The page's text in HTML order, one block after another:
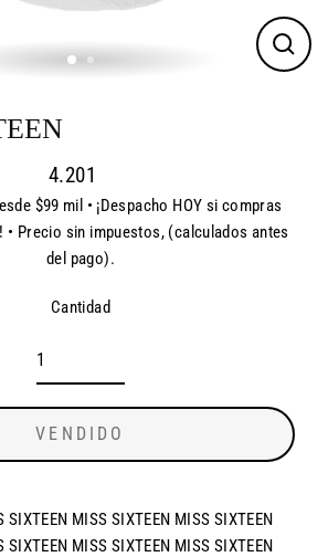
Precio
habitual
4.201
$99 mil • ¡Despacho HOY si compras
• Precio sin impuestos, (calculados antes
del pago).
Cantidad
VENDIDO
SIXTEEN MISS SIXTEEN MISS SIXTEEN
SIXTEEN MISS SIXTEEN MISS SIXTEEN